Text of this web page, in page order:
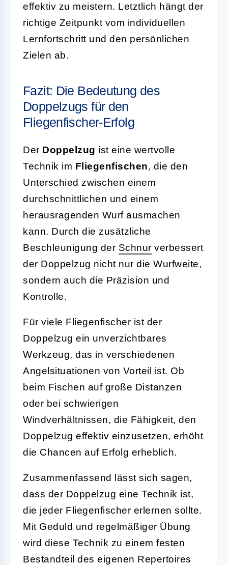
effektiv zu meistern. Letztlich hängt der
richtige Zeitpunkt vom individuellen
Lernfortschritt und den persönlichen
Zielen ab.
Fazit: Die Bedeutung des
Doppelzugs für den
Fliegenfischer-Erfolg
Der Doppelzug ist eine wertvolle
Technik im Fliegenfischen, die den
Unterschied zwischen einem
durchschnittlichen und einem
herausragenden Wurf ausmachen
kann. Durch die zusätzliche
Beschleunigung der Schnur verbessert
der Doppelzug nicht nur die Wurfweite,
sondern auch die Präzision und
Kontrolle.
Für viele Fliegenfischer ist der
Doppelzug ein unverzichtbares
Werkzeug, das in verschiedenen
Angelsituationen von Vorteil ist. Ob
beim Fischen auf große Distanzen
oder bei schwierigen
Windverhältnissen, die Fähigkeit, den
Doppelzug effektiv einzusetzen, erhöht
die Chancen auf Erfolg erheblich.
Zusammenfassend lässt sich sagen,
dass der Doppelzug eine Technik ist,
die jeder Fliegenfischer erlernen sollte.
Mit Geduld und regelmäßiger Übung
wird diese Technik zu einem festen
Bestandteil des eigenen Repertoires